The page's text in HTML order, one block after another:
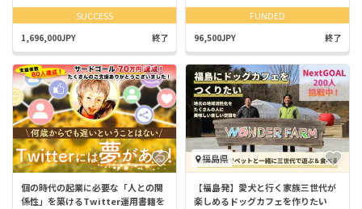
SUCCESS
1,696,000JPY 終了
FUNDED
96,500JPY 終了
個の時代の起業に必要な「人との関
係性」を築けるTwitter運用書籍を
福島県
【福島発】愛犬と行く家族三世代が
楽しめるドッグカフェを作りたい